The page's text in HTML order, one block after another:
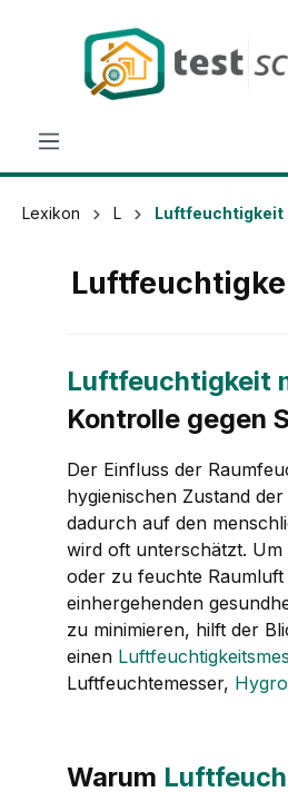
springen
Lexikon L Luftfeuchtigkeit
Luftfeuchtigkeit
Kontrolle gegen
Der Einfluss der
hygienischen Zustand
dadurch auf den
wird oft unterschätzt.
oder zu feuchte Raumluft
einhergehenden
zu minimieren, hilft der
einen
Luftfeuchtemesser,
Warum